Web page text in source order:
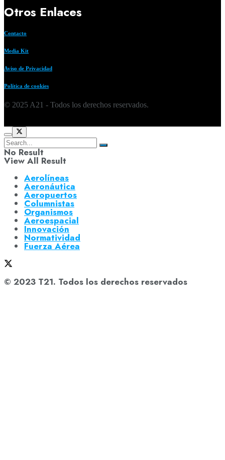
Otros Enlaces
Contacto
Media Kit
Aviso de Privacidad
Política de cookies
© 2025 A21 - Todos los derechos reservados.
No Result
View All Result
Aerolíneas
Aeronáutica
Aeropuertos
Columnistas
Organismos
Aeroespacial
Innovación
Normatividad
Fuerza Aérea
© 2023 T21. Todos los derechos reservados